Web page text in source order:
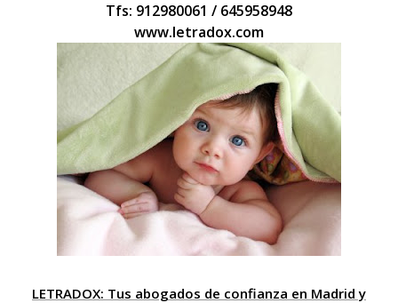
Tfs: 912980061 / 645958948
www.letradox.com
LETRADOX: Tus abogados de confianza en Madrid y